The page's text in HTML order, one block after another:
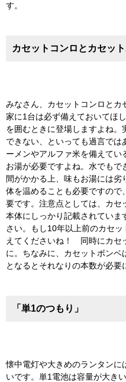
す。
カセットコンロとカセッ
みなさん、カセットコンロと
家に1台は必ず備えておいてほ
を囲むときに登場しますよね
できない、といっても過言では
ーメンやアルファ米を備えて
お湯が必要ですよね。水でも
間がかかる上、味もお湯には
体を温めることも必要ですの
要です。注意点としては、カセ
本体にしっかり記載されてい
さい。もし10年以上前のカセ
えてくださいね！ 同時にカセ
に。ちなみに、カセットボン
となるとそれなりの本数が必要
「単1のつもり」
懐中電灯や大きめのランタンに
いです。単1電池は容量が大き